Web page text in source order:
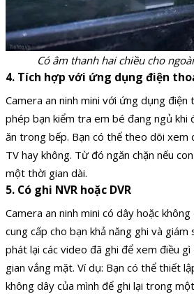
Có âm thanh hai chiều cho
4. Tích hợp với ứng dụng điện
Camera an ninh mini với ứng dụng điện
phép bạn kiểm tra em bé đang ngủ khi
ăn trong bếp. Bạn có thể theo dõi xem
TV hay không. Từ đó ngăn chặn nếu
một thời gian dài.
5. Có ghi NVR hoặc DVR
Camera an ninh mini có dây hoặc
cung cấp cho bạn khả năng ghi và
phát lại các video đã ghi để xem điều
gian vắng mặt. Ví dụ: Bạn có thể thiết
không dây của mình để ghi lại trong